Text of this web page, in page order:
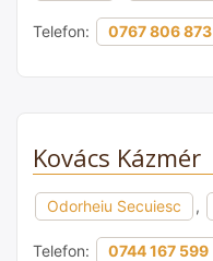
Telefon: 0767 806 873
Kovács Kázmér
Odorheiu Secuiesc ,
Telefon: 0744 167 599